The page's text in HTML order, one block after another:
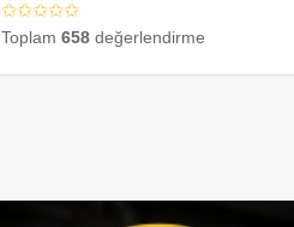
✩✩✩✩✩
Toplam 658değerlendirme